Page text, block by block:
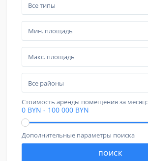
Все типы
Все районы
Стоимость аренды помещения за месяц:
0 BYN - 100 000 BYN
Дополнительные параметры поиска
ПОИСК